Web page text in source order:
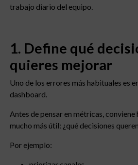
trabajo diario del equipo.
1. Define qué
quieres mejorar
Uno de los errores más habituales es
dashboard.
Antes de pensar en métricas, conviene
mucho más útil: ¿qué decisiones
Por ejemplo: